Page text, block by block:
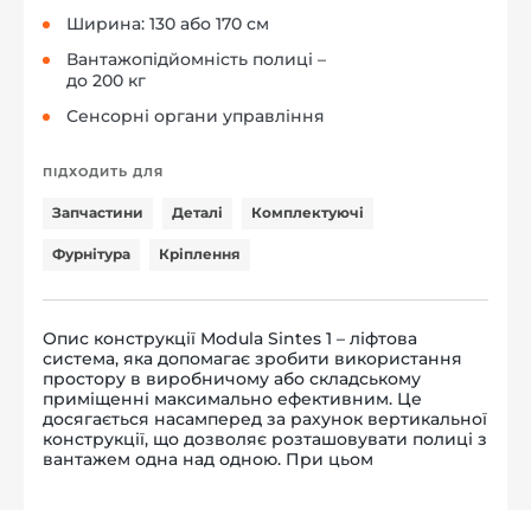
Ширина: 130 або 170 см
Вантажопідйомність полиці –
до 200 кг
Сенсорні органи управління
ПІДХОДИТЬ ДЛЯ
Запчастини Деталі Комплектуючі
Фурнітура Кріплення
Опис конструкції Modula Sintes 1 – ліфтова
система, яка допомагає зробити використання
простору в виробничому або складському
приміщенні максимально ефективним. Це
досягається насамперед за рахунок вертикальної
конструкції, що дозволяє розташовувати полиці з
вантажем одна над одною. При цьом